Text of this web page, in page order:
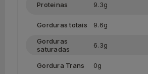
Proteinas 9.3g
Gorduras totais 9.6g
Gorduras
saturadas
6.3g
Gordura Trans 0g